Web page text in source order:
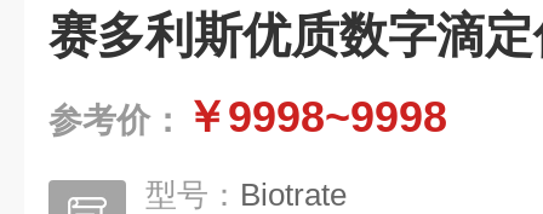
赛多利斯优质数字滴
参考价： ￥9998~9998
型号： Biotrate